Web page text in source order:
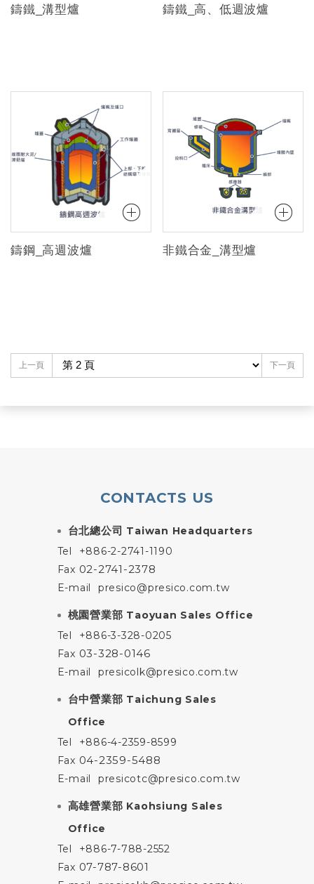
鑄鐵_溝型爐 鑄鐵_高、低週波爐
鑄鋼_高週波爐 非鐵合金_溝型爐
上一頁 下一頁
CONTACTS US
台北總公司 Taiwan Headquarters
Tel
+886-2-2741-1190
Fax 02-2741-2378
E-mail presico@presico.com.tw
桃園營業部 Taoyuan Sales Office
Tel
+886-3-328-0205
Fax 03-328-0146
E-mail presicolk@presico.com.tw
台中營業部 Taichung Sales
Office
Tel
+886-4-2359-8599
Fax 04-2359-5488
E-mail presicotc@presico.com.tw
高雄營業部 Kaohsiung Sales
Office
Tel
+886-7-788-2552
Fax 07-787-8601